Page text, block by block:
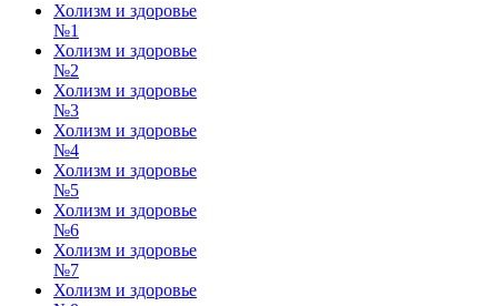
Холизм и здоровье
№1
Холизм и здоровье
№2
Холизм и здоровье
№3
Холизм и здоровье
№4
Холизм и здоровье
№5
Холизм и здоровье
№6
Холизм и здоровье
№7
Холизм и здоровье